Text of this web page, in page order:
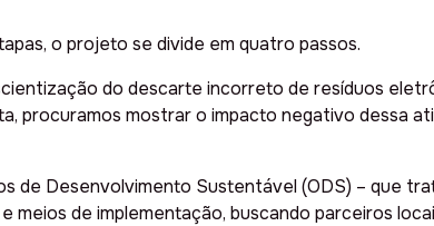
o projeto se divide em quatro passos.
do descarte incorreto de resíduos
procuramos mostrar o impacto negativo dessa
de Desenvolvimento Sustentável (ODS) – que
meios de implementação, buscando parceiros